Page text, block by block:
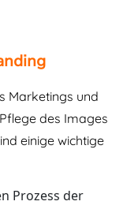
Marketings und
des Images
einige wichtige
Prozess der